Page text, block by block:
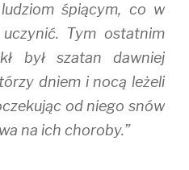
śpiącym, co w
uczynić. Tym ostatnim
był szatan dawniej
dniem i nocą leżeli
od niego snów
na ich choroby.”